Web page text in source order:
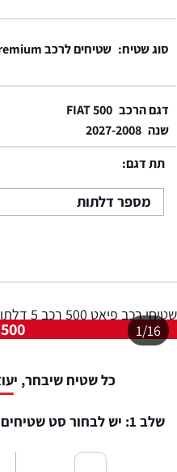
סוג שטיח: שטיחים לרכב Premium
דגם הרכב FIAT 500
שנה 2027-2008
תת דגם:
מספר דלתות
1/16
כל שטיח שיבחר,
שלב 1: יש לבחור סט שטיחים \ שטיח לתא מטען